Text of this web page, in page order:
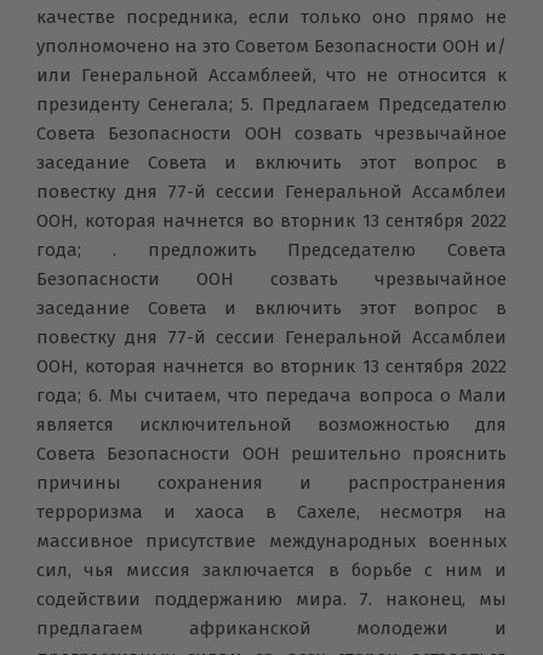
качестве посредника, если только оно прямо не
уполномочено на это Советом Безопасности ООН и/
или Генеральной Ассамблеей, что не относится к
президенту Сенегала; 5. Предлагаем Председателю
Совета Безопасности ООН созвать чрезвычайное
заседание Совета и включить этот вопрос в
повестку дня 77-й сессии Генеральной Ассамблеи
ООН, которая начнется во вторник 13 сентября 2022
года; . предложить Председателю Совета
Безопасности ООН созвать чрезвычайное
заседание Совета и включить этот вопрос в
повестку дня 77-й сессии Генеральной Ассамблеи
ООН, которая начнется во вторник 13 сентября 2022
года; 6. Мы считаем, что передача вопроса о Мали
является исключительной возможностью для
Совета Безопасности ООН решительно прояснить
причины сохранения и распространения
терроризма и хаоса в Сахеле, несмотря на
массивное присутствие международных военных
сил, чья миссия заключается в борьбе с ним и
содействии поддержанию мира. 7. наконец, мы
предлагаем африканской молодежи и